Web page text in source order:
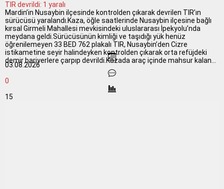
TIR devrildi: 1 yaralı
Mardin’in Nusaybin ilçesinde kontrolden çıkarak devrilen TIR’ın
sürücüsü yaralandı.Kaza, öğle saatlerinde Nusaybin ilçesine bağlı
kırsal Girmeli Mahallesi mevkisindeki uluslararası İpekyolu’nda
meydana geldi.Sürücüsünün kimliği ve taşıdığı yük henüz
öğrenilemeyen 33 BED 762 plakalı TIR, Nusaybin’den Cizre
istikametine seyir halindeyken kontrolden çıkarak orta refüjdeki
demir bariyerlere çarpıp devrildi.Kazada araç içinde mahsur kalan...
03.08.2026
0
15